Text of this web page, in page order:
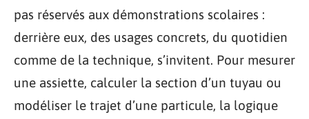
pas réservés aux démonstrations scolaires :
derrière eux, des usages concrets, du quotidien
comme de la technique, s’invitent. Pour mesurer
une assiette, calculer la section d’un tuyau ou
modéliser le trajet d’une particule, la logique